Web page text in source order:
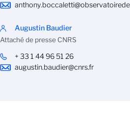
Augustin Baudier
Attaché de presse CNRS
+ 33 1 44 96 51 26
augustin.baudier@cnrs.fr